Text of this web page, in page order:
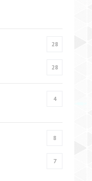
28
28
4
8
7